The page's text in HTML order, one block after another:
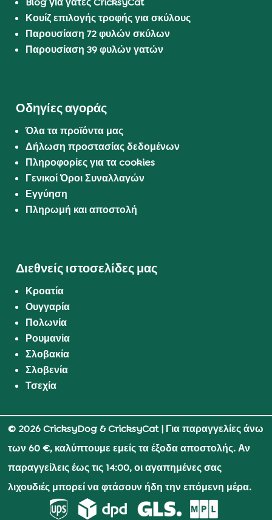
Κουίζ επιλογής τροφής για σκύλους
Παρουσίαση 72 φυλών σκύλων
Παρουσίαση 39 φυλών γατών
Οδηγίες αγοράς
Όλα τα προϊόντα μας
Δήλωση προστασίας δεδομένων
Πληροφορίες για τα cookies
Γενικοί Όροι Συναλλαγών
Εγγύηση
Πληρωμή και αποστολή
Διεθνείς ιστοσελίδες μας
Κροατία
Ουγγαρία
Πολωνία
Ρουμανία
Σλοβακία
Σλοβενία
Τσεχία
© 2026 CricksyDog & CricksyCat| Για παραγγελίες άνω
των 60 €, καλύπτουμε εμείς τα έξοδα αποστολής. Αν
παραγγείλεις έως τις 14:00, οι αγαπημένες σας
λιχουδιές μπορεί να φτάσουν ήδη την επόμενη μέρα.